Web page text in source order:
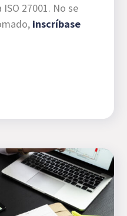
27001. No se
inscríbase